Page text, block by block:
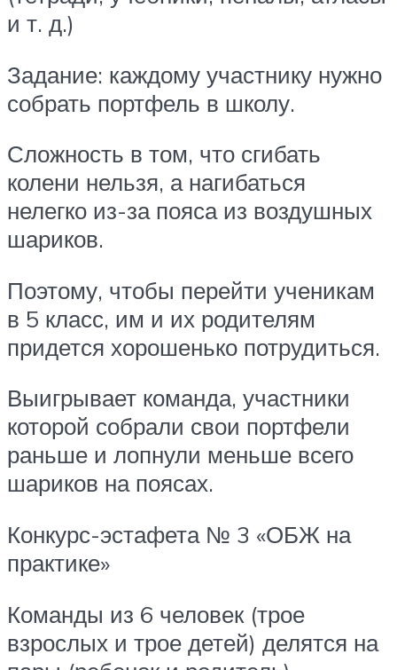
и т. д.)
Задание: каждому участнику нужно
собрать портфель в школу.
Сложность в том, что сгибать
колени нельзя, а нагибаться
нелегко из-за пояса из воздушных
шариков.
Поэтому, чтобы перейти ученикам
в 5 класс, им и их родителям
придется хорошенько потрудиться.
Выигрывает команда, участники
которой собрали свои портфели
раньше и лопнули меньше всего
шариков на поясах.
Конкурс-эстафета № 3 «ОБЖ на
практике»
Команды из 6 человек (трое
взрослых и трое детей) делятся на